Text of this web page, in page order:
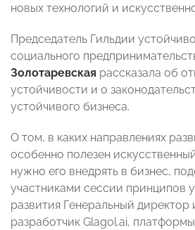
новых технологий и
Председатель Гильдии
социального
Золотаревская рассказала об
устойчивости и о
устойчивого бизнеса.
О том, в каких направлениях
особенно полезен
нужно его внедрять в бизнес,
участниками сессии принципов
развития Генеральный
разработчик Glagol.ai,